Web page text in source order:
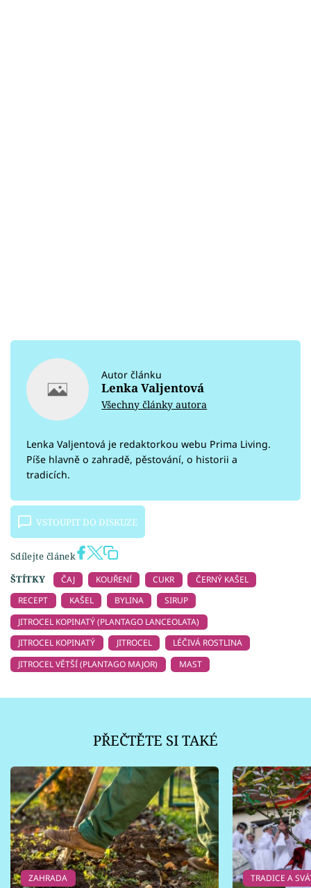
Autor článku
Lenka Valjentová
Všechny články autora
Lenka Valjentová je redaktorkou webu Prima Living.
Píše hlavně o zahradě, pěstování, o historii a
tradicích.
VSTOUPIT DO DISKUZE
Sdílejte článek
ŠTÍTKY
ČAJ KOUŘENÍ CUKR
ČERNÝ KAŠEL
RECEPT
KAŠEL BYLINA
SIRUP
JITROCEL KOPINATÝ (PLANTAGO LANCEOLATA)
JITROCEL KOPINATÝ
JITROCEL
LÉČIVÁ ROSTLINA
JITROCEL VĚTŠÍ (PLANTAGO MAJOR)
MAST
PŘEČTĚTE SI TAKÉ
ZAHRADA TRADICE A